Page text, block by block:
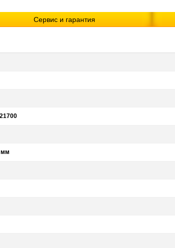
Сервис и гарантия
мм